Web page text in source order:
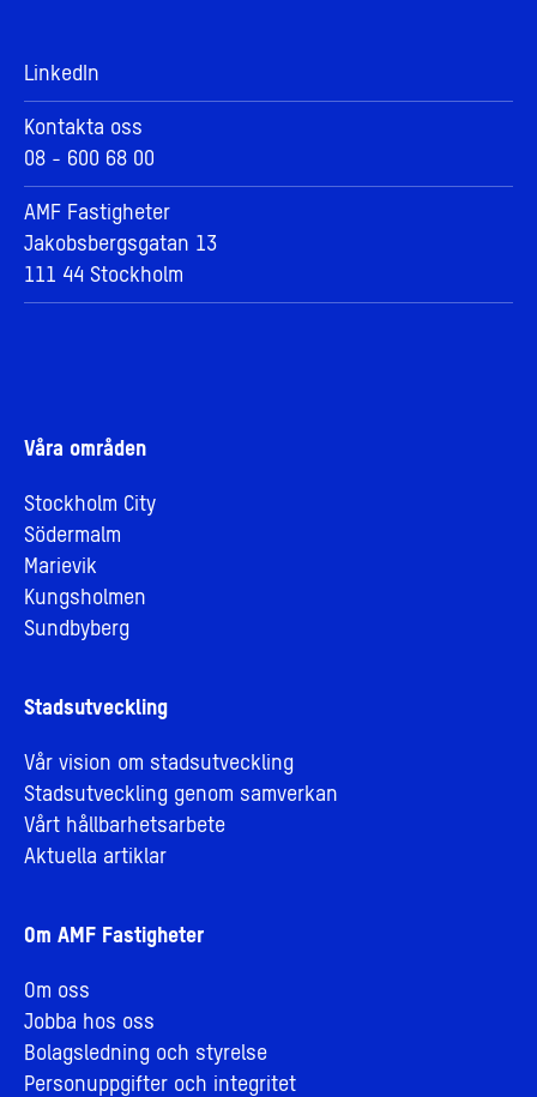
LinkedIn
Kontakta oss
08 - 600 68 00
AMF Fastigheter
Jakobsbergsgatan 13
111 44 Stockholm
Våra områden
Stockholm City
Södermalm
Marievik
Kungsholmen
Sundbyberg
Stadsutveckling
Vår vision om stadsutveckling
Stadsutveckling genom samverkan
Vårt hållbarhetsarbete
Aktuella artiklar
Om AMF Fastigheter
Om oss
Jobba hos oss
Bolagsledning och styrelse
Personuppgifter och integritet